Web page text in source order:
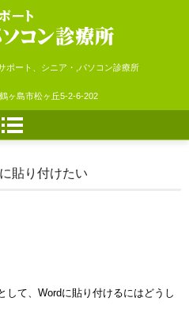
ン診療所
ポート、シニア・,パソコン診療所
ヶ島市松ヶ丘5-2-6-202
貼り付けたい
して、Wordに貼り付けるにはどうし